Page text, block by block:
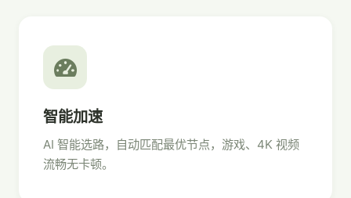
智能加速
AI 智能选路，自动匹配最优节点，游戏、4K 视频
流畅无卡顿。